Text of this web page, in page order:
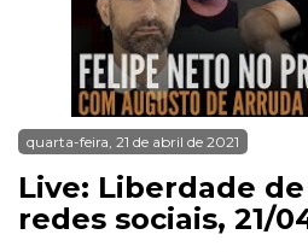
quarta-feira, 21 de abril de 2021
Live: Liberdade
redes sociais, 21/